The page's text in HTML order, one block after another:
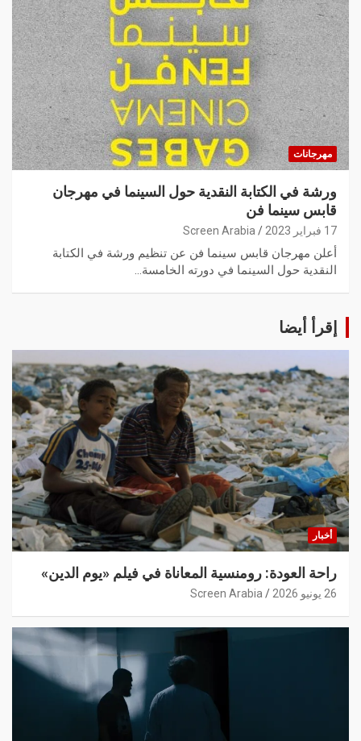
مهرجانات
ورشة في الكتابة النقدية حول السينما في مهرجان
قابس سينما فن
17 فبراير 2023 Screen Arabia
أعلن مهرجان قابس سينما فن عن تنظيم ورشة في الكتابة
النقدية حول السينما في دورته الخامسة…
إقرأ أيضا
أخبار
راحة العودة: رومنسية المعاناة في فيلم «يوم الدين»
26 يونيو 2026 Screen Arabia